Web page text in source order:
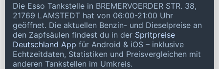
Die Esso Tankstelle in BREMERVOERDER STR. 38,
21769 LAMSTEDT hat von 06:00-21:00 Uhr
geöffnet. Die aktuellen Benzin- und Dieselpreise an
den Zapfsäulen findest du in der Spritpreise
Deutschland App für Android & iOS – inklusive
Echtzeitdaten, Statistiken und Preisvergleichen mit
anderen Tankstellen im Umkreis.